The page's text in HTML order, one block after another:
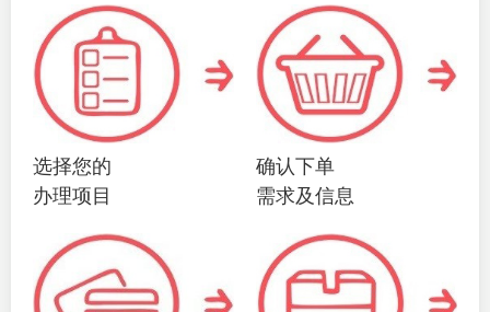
选择您的
办理项目
确认下单
需求及信息